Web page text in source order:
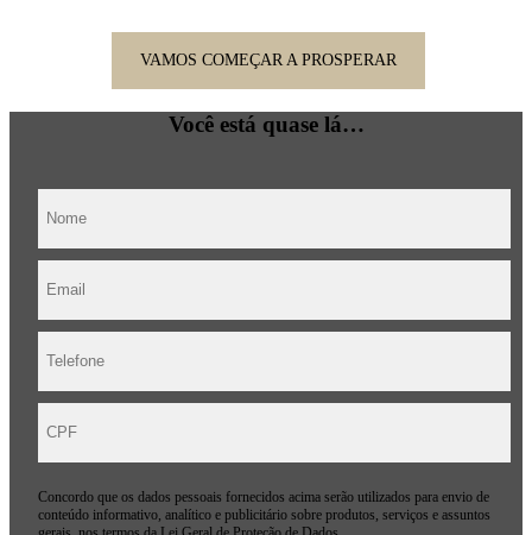
VAMOS COMEÇAR A PROSPERAR
Você está quase lá…
Concordo que os dados pessoais fornecidos acima serão utilizados para envio de
conteúdo informativo, analítico e publicitário sobre produtos, serviços e assuntos